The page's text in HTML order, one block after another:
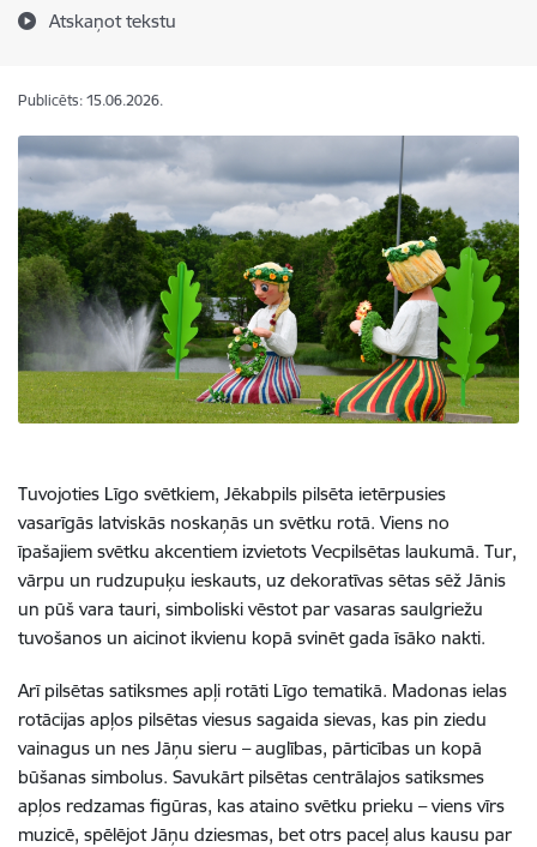
Atskaņot tekstu
Publicēts: 15.06.2026.
Tuvojoties Līgo svētkiem, Jēkabpils pilsēta ietērpusies
vasarīgās latviskās noskaņās un svētku rotā. Viens no
īpašajiem svētku akcentiem izvietots Vecpilsētas laukumā. Tur,
vārpu un rudzupuķu ieskauts, uz dekoratīvas sētas sēž Jānis
un pūš vara tauri, simboliski vēstot par vasaras saulgriežu
tuvošanos un aicinot ikvienu kopā svinēt gada īsāko nakti.
Arī pilsētas satiksmes apļi rotāti Līgo tematikā. Madonas ielas
rotācijas apļos pilsētas viesus sagaida sievas, kas pin ziedu
vainagus un nes Jāņu sieru – auglības, pārticības un kopā
būšanas simbolus. Savukārt pilsētas centrālajos satiksmes
apļos redzamas figūras, kas ataino svētku prieku – viens vīrs
muzicē, spēlējot Jāņu dziesmas, bet otrs paceļ alus kausu par